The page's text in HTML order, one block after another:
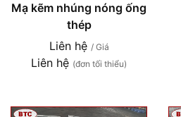
Mạ kẽm nhúng nóng ống
thép
Liên hệ / Giá
Liên hệ (đơn tối thiểu)